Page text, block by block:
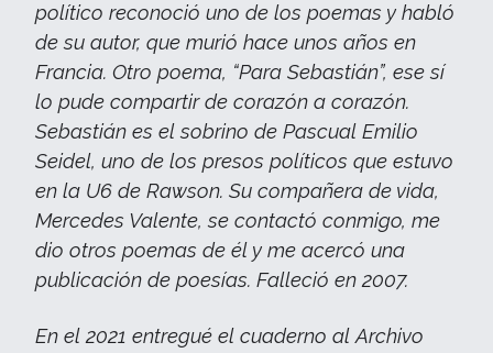
político reconoció uno de los poemas y habló
de su autor, que murió hace unos años en
Francia. Otro poema, “Para Sebastián”, ese sí
lo pude compartir de corazón a corazón.
Sebastián es el sobrino de Pascual Emilio
Seidel, uno de los presos políticos que estuvo
en la U6 de Rawson. Su compañera de vida,
Mercedes Valente, se contactó conmigo, me
dio otros poemas de él y me acercó una
publicación de poesías. Falleció en 2007.
En el 2021 entregué el cuaderno al Archivo